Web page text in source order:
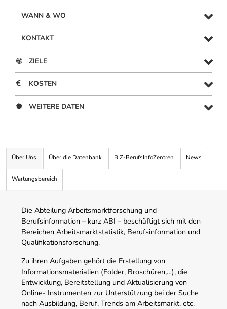
WANN & WO
KONTAKT
ZIELE
KOSTEN
WEITERE DATEN
Über Uns Über die Datenbank BIZ-BerufsInfoZentren News
Wartungsbereich
Die Abteilung Arbeitsmarktforschung und
Berufsinformation – kurz ABI – beschäftigt sich mit den
Bereichen Arbeitsmarktstatistik, Berufsinformation und
Qualifikationsforschung.
Zu ihren Aufgaben gehört die Erstellung von
Informationsmaterialien (Folder, Broschüren,…), die
Entwicklung, Bereitstellung und Aktualisierung von
Online- Instrumenten zur Unterstützung bei der Suche
nach Ausbildung, Beruf, Trends am Arbeitsmarkt, etc.